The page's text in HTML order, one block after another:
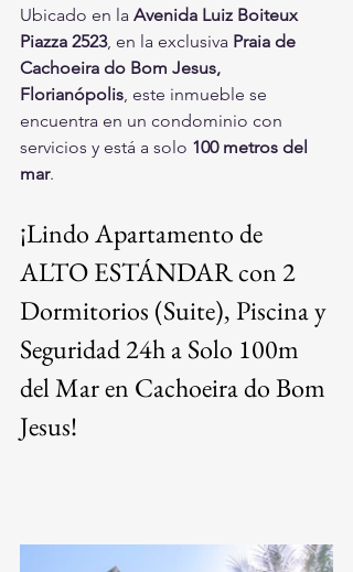
Ubicado en la Avenida Luiz Boiteux
Piazza 2523, en la exclusiva Praia de
Cachoeira do Bom Jesus,
Florianópolis , este inmueble se
encuentra en un condominio con
servicios y está a solo 100 metros del
mar.
¡Lindo Apartamento de
ALTO ESTÁNDAR con 2
Dormitorios (Suite), Piscina y
Seguridad 24h a Solo 100m
del Mar en Cachoeira do Bom
Jesus!